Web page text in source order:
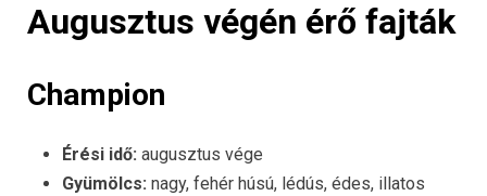
Augusztus végén érő fajták
Champion
Érési idő: augusztus vége
Gyümölcs: nagy, fehér húsú, lédús, édes, illatos